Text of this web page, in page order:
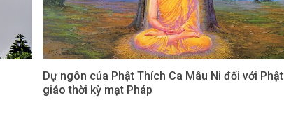
Dự ngôn của Phật Thích Ca Mâu Ni đối với Phật
giáo thời kỳ mạt Pháp